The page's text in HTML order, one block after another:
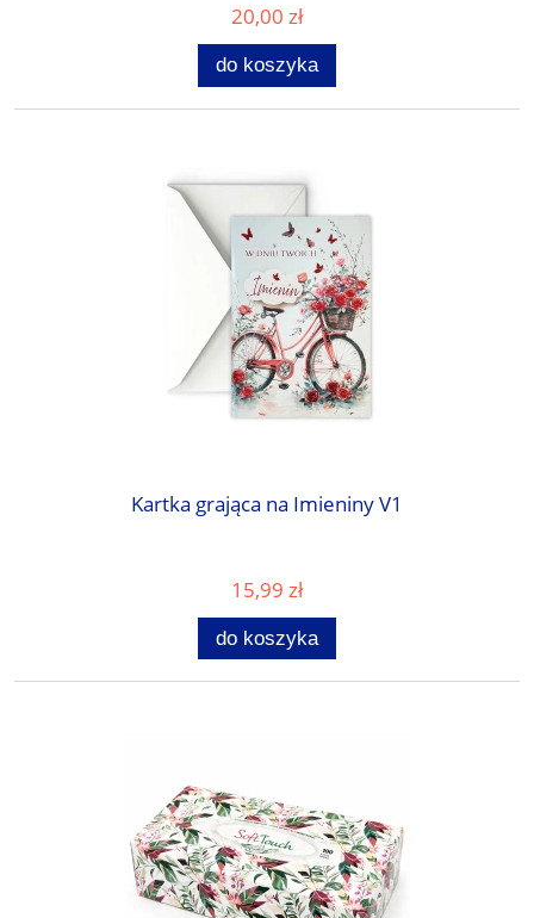
20,00 zł
do koszyka
Kartka grająca na Imieniny V1
15,99 zł
do koszyka